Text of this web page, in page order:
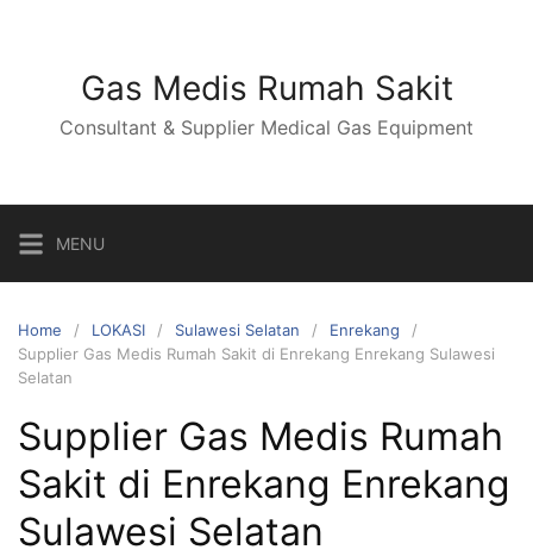
Gas Medis Rumah Sakit
Consultant & Supplier Medical Gas Equipment
MENU
Home LOKASI Sulawesi Selatan
Enrekang
Supplier Gas Medis Rumah Sakit di Enrekang Enrekang Sulawesi
Selatan
Supplier Gas Medis Rumah
Sakit di Enrekang Enrekang
Sulawesi Selatan